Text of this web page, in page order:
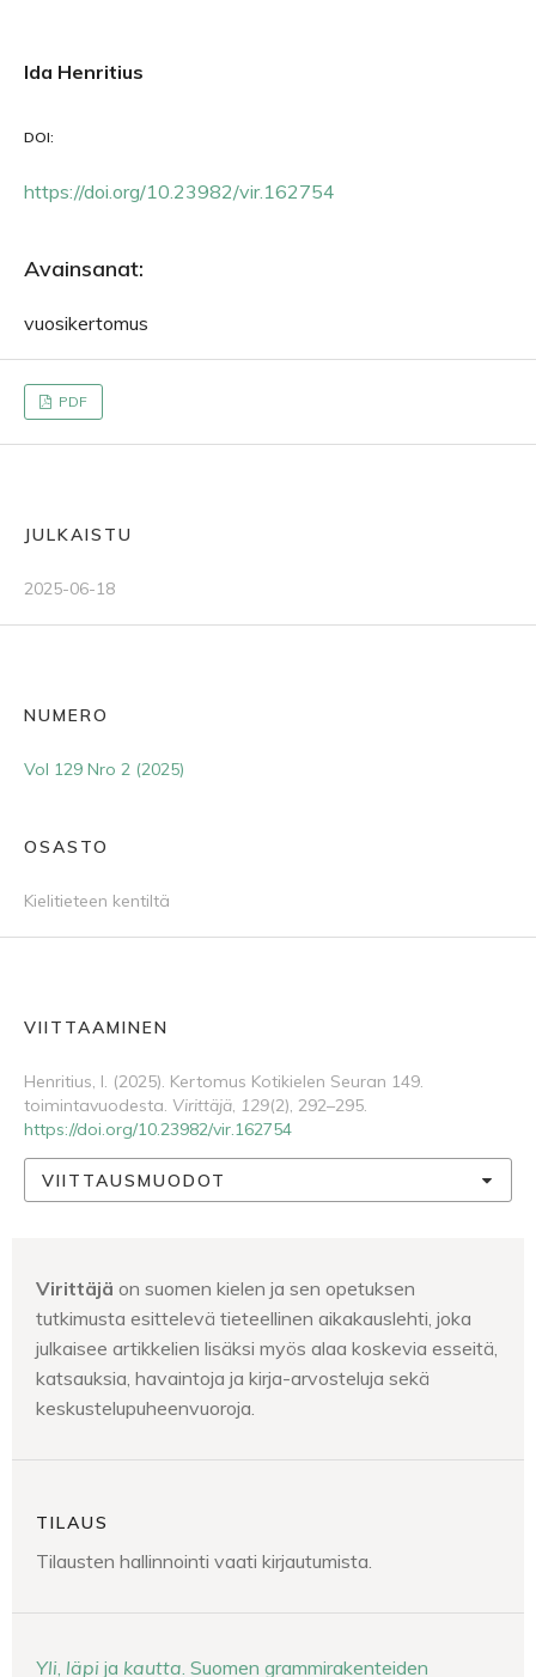
Ida Henritius
DOI:
https://doi.org/10.23982/vir.162754
Avainsanat:
vuosikertomus
PDF
JULKAISTU
2025-06-18
NUMERO
Vol 129 Nro 2 (2025)
OSASTO
Kielitieteen kentiltä
VIITTAAMINEN
Henritius, I. (2025). Kertomus Kotikielen Seuran 149.
toimintavuodesta. Virittäjä, 129(2), 292–295.
https://doi.org/10.23982/vir.162754
VIITTAUSMUODOT
Virittäjä on suomen kielen ja sen opetuksen
tutkimusta esittelevä tieteellinen aikakauslehti, joka
julkaisee artikkelien lisäksi myös alaa koskevia esseitä,
katsauksia, havaintoja ja kirja-arvosteluja sekä
keskustelupuheenvuoroja.
TILAUS
Tilausten hallinnointi vaati kirjautumista.
Yli läpi ja kautta . Suomen grammirakenteiden